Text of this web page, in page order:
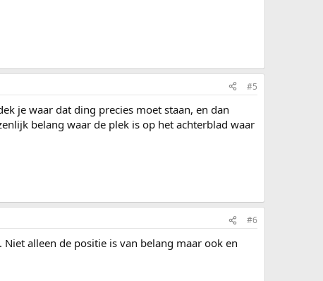
#5
je waar dat ding precies moet staan, en dan
belang waar de plek is op het achterblad waar
#6
alleen de positie is van belang maar ook en